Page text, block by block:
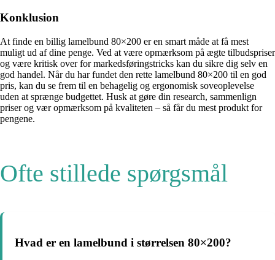
Konklusion
At finde en billig lamelbund 80×200 er en smart måde at få mest
muligt ud af dine penge. Ved at være opmærksom på ægte tilbudspriser
og være kritisk over for markedsføringstricks kan du sikre dig selv en
god handel. Når du har fundet den rette lamelbund 80×200 til en god
pris, kan du se frem til en behagelig og ergonomisk soveoplevelse
uden at sprænge budgettet. Husk at gøre din research, sammenlign
priser og vær opmærksom på kvaliteten – så får du mest produkt for
pengene.
Ofte stillede spørgsmål
Hvad er en lamelbund i størrelsen 80×200?